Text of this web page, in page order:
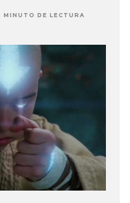
MINUTO DE LECTURA